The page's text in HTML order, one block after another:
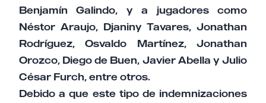
Benjamín Galindo, y a jugadores como
Néstor Araujo, Djaniny Tavares, Jonathan
Rodríguez, Osvaldo Martínez, Jonathan
Orozco, Diego de Buen, Javier Abella y Julio
César Furch, entre otros.
Debido a que este tipo de indemnizaciones